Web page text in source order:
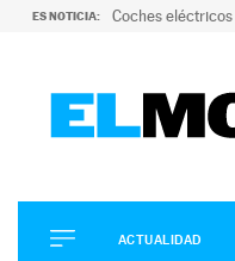
ES NOTICIA: Coches eléctricos
ELÉCTRICOS
CONDUCIR
ACTUALIDAD